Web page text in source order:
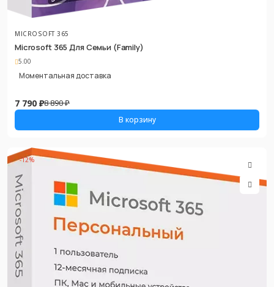
MICROSOFT 365
Microsoft 365 Для Семьи (Family)
5.00
Моментальная доставка
7 790 ₽8 890 ₽
В корзину
-12%